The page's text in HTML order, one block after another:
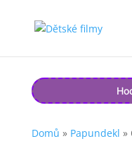
Domů » Papundekl »